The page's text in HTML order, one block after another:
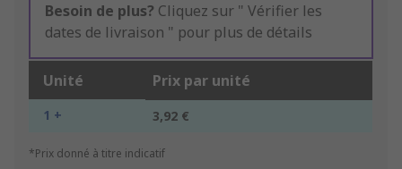
Besoin de plus? Cliquez sur " Vérifier les
dates de livraison " pour plus de détails
Unité Prix par unité
1 + 3,92 €
*Prix donné à titre indicatif